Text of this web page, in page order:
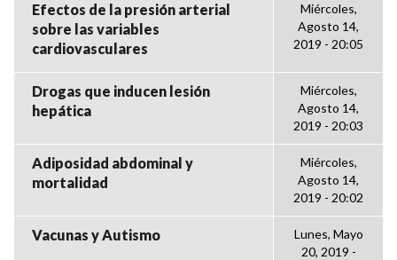
Efectos de la presión arterial
sobre las variables
cardiovasculares
Miércoles,
Agosto 14,
2019 - 20:05
Drogas que inducen lesión
hepática
Miércoles,
Agosto 14,
2019 - 20:03
Adiposidad abdominal y
mortalidad
Miércoles,
Agosto 14,
2019 - 20:02
Vacunas y Autismo
Lunes, Mayo
20, 2019 -